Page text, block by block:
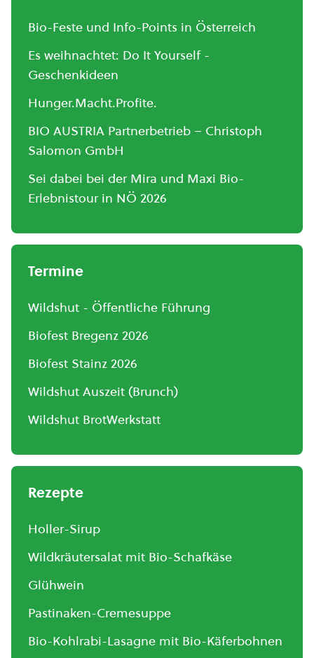
Bio-Feste und Info-Points in Österreich
Es weihnachtet: Do It Yourself -
Geschenkideen
Hunger.Macht.Profite.
BIO AUSTRIA Partnerbetrieb – Christoph
Salomon GmbH
Sei dabei bei der Mira und Maxi Bio-
Erlebnistour in NÖ 2026
Termine
Wildshut - Öffentliche Führung
Biofest Bregenz 2026
Biofest Stainz 2026
Wildshut Auszeit (Brunch)
Wildshut BrotWerkstatt
Rezepte
Holler-Sirup
Wildkräutersalat mit Bio-Schafkäse
Glühwein
Pastinaken-Cremesuppe
Bio-Kohlrabi-Lasagne mit Bio-Käferbohnen